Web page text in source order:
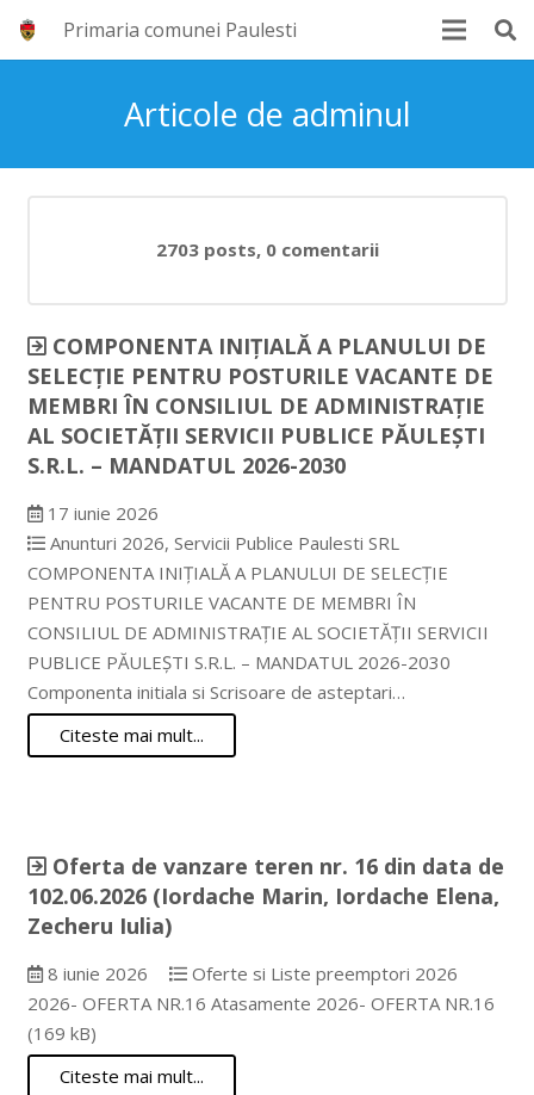
Primaria comunei Paulesti
Articole de adminul
2703 posts, 0 comentarii
COMPONENTA INIȚIALĂ A PLANULUI DE
SELECȚIE PENTRU POSTURILE VACANTE DE
MEMBRI ÎN CONSILIUL DE ADMINISTRAȚIE
AL SOCIETĂȚII SERVICII PUBLICE PĂULEȘTI
S.R.L. – MANDATUL 2026-2030
17 iunie 2026
Anunturi 2026, Servicii Publice Paulesti SRL
COMPONENTA INIȚIALĂ A PLANULUI DE SELECȚIE
PENTRU POSTURILE VACANTE DE MEMBRI ÎN
CONSILIUL DE ADMINISTRAȚIE AL SOCIETĂȚII SERVICII
PUBLICE PĂULEȘTI S.R.L. – MANDATUL 2026-2030
Componenta initiala si Scrisoare de asteptari…
Citeste mai mult...
Oferta de vanzare teren nr. 16 din data de
102.06.2026 (Iordache Marin, Iordache Elena,
Zecheru Iulia)
8 iunie 2026
Oferte si Liste preemptori 2026
2026- OFERTA NR.16 Atasamente 2026- OFERTA NR.16
(169 kB)
Citeste mai mult...